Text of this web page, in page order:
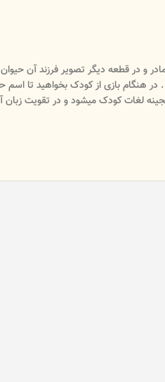
قطعه آن تصویر حیوان مادر و در قطعه دیگر
بازی از کودک بخواهید تا اسم
لغات کودک میشود و در تقویت زبان